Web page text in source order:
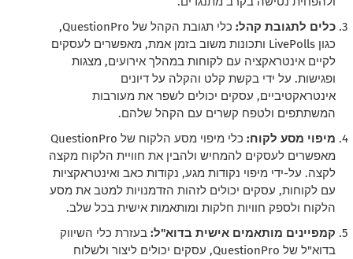
כלים לתגובת קהל:
כלי תגובת הקהל של QuestionPro,
כגון LivePolls ותכונות משוב בזמן אמת, מאפשרים לעסקים
לקיים אינטראקציה עם לקוחות במהלך אירועים, מצגות
ופגישות. על ידי בקשת קלט והקלה על דיונים
אינטראקטיביים, עסקים יכולים לשפר את מעורבות
המשתתפים ולטפח קשרים עם הקהל שלהם.
מיפוי מסע לקוח:
כלי מיפוי מסע הלקוח של QuestionPro
מאפשרים לעסקים להמחיש ולהבין את חוויית הלקוח מקצה
לקצה. על-ידי מיפוי נקודות מגע, נקודות כאב ואינטראקציות
עם לקוחות, עסקים יכולים לזהות הזדמנויות למטב את מסע
הלקוח ולספק חוויות חלקות ומותאמות אישית בכל שלב.
קמפיינים מותאמים אישית בדוא"ל: בעזרת כלי השיווק
בדוא"ל של QuestionPro, עסקים יכולים ליצור ולשלוח